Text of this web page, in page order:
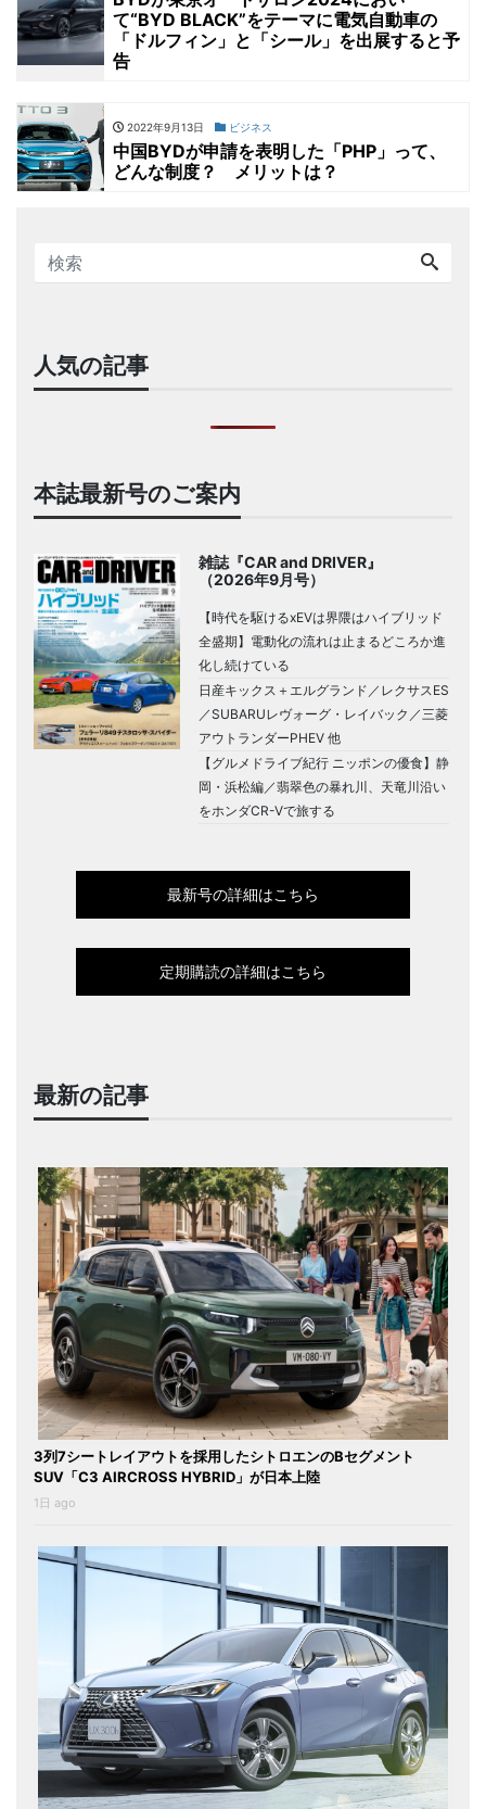
て“BYD BLACK”をテーマに電気自動車の
「ドルフィン」と「シール」を出展すると予
告
2022年9月13日 ビジネス
中国BYDが申請を表明した「PHP」って、
どんな制度？ メリットは？
人気の記事
本誌最新号のご案内
雑誌『CAR and DRIVER』
（2026年9月号）
【時代を駆けるxEVは界隈はハイブリッド
全盛期】電動化の流れは止まるどころか進
化し続けている
日産キックス＋エルグランド／レクサスES
／SUBARUレヴォーグ・レイバック／三菱
アウトランダーPHEV 他
【グルメドライブ紀行 ニッポンの優食】静
岡・浜松編／翡翠色の暴れ川、天竜川沿い
をホンダCR-Vで旅する
最新号の詳細はこちら
定期購読の詳細はこちら
最新の記事
3列7シートレイアウトを採用したシトロエンのBセグメント
SUV「C3 AIRCROSS HYBRID」が日本上陸
1日 ago